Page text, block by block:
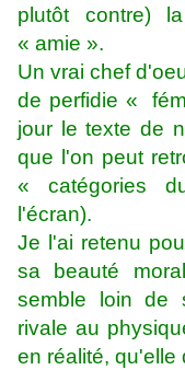
plutôt contre)
« amie ».
Un vrai chef
de perfidie «
jour le texte de
que l'on peut
« catégories
l'écran).
Je l'ai retenu
sa beauté
semble loin de
rivale au
en réalité, qu'elle